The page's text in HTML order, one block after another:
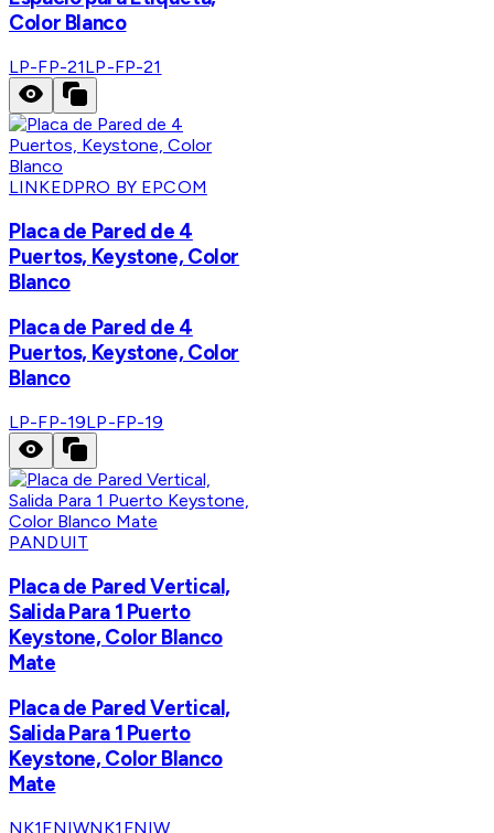
Color Blanco
LP-FP-21LP-FP-21
LINKEDPRO BY EPCOM
Placa de Pared de 4
Puertos, Keystone, Color
Blanco
Placa de Pared de 4
Puertos, Keystone, Color
Blanco
LP-FP-19LP-FP-19
PANDUIT
Placa de Pared Vertical,
Salida Para 1 Puerto
Keystone, Color Blanco
Mate
Placa de Pared Vertical,
Salida Para 1 Puerto
Keystone, Color Blanco
Mate
NK1FNIWNK1FNIW